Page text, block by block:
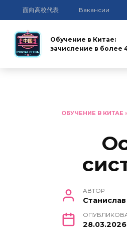
面向高校代表 Вакансии
Обучение в Китае:
зачисление в более
ОБУЧЕНИЕ В КИТАЕ
АВТОР
Станислав
28.03.2026